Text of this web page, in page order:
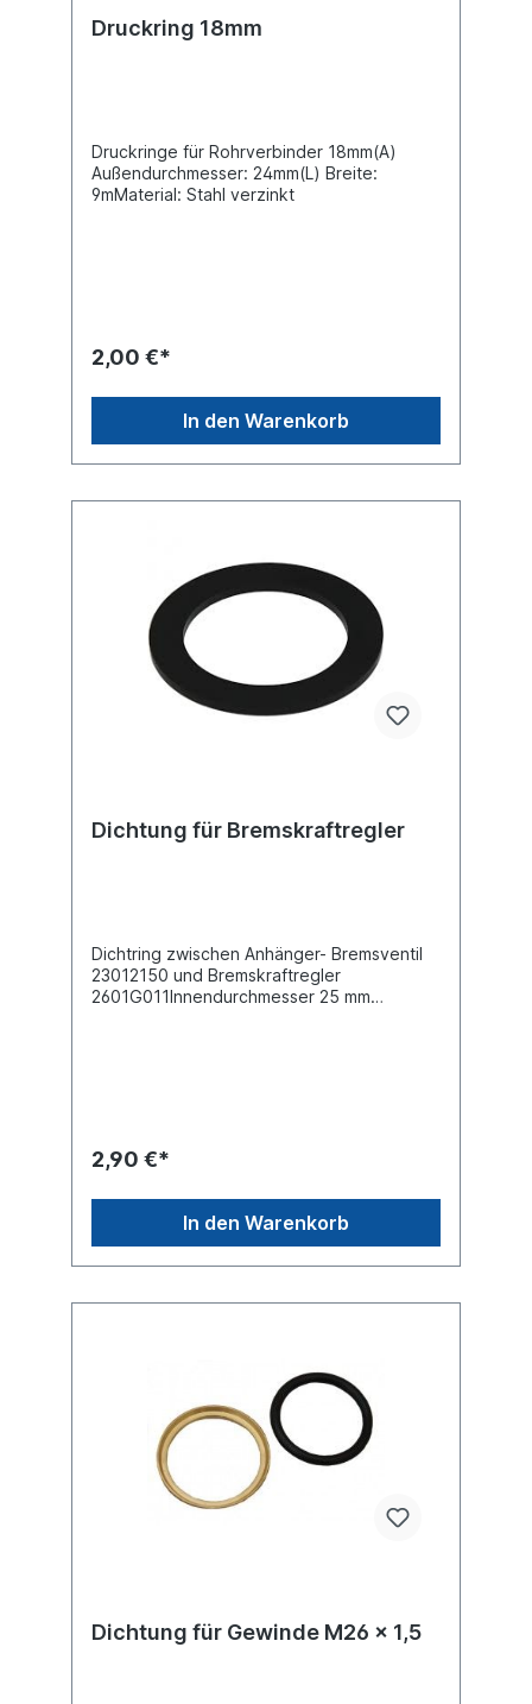
Druckring 18mm
Druckringe für Rohrverbinder 18mm(A)
Außendurchmesser: 24mm(L) Breite:
9mMaterial: Stahl verzinkt
2,00 €*
In den Warenkorb
Dichtung für Bremskraftregler
Dichtring zwischen Anhänger- Bremsventil
23012150 und Bremskraftregler
2601G011Innendurchmesser 25 mm
2,90 €*
In den Warenkorb
Dichtung für Gewinde M26 x 1,5